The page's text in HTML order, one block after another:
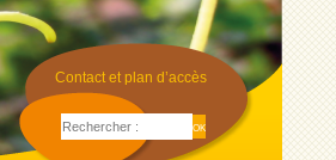
Contact et plan d’accès